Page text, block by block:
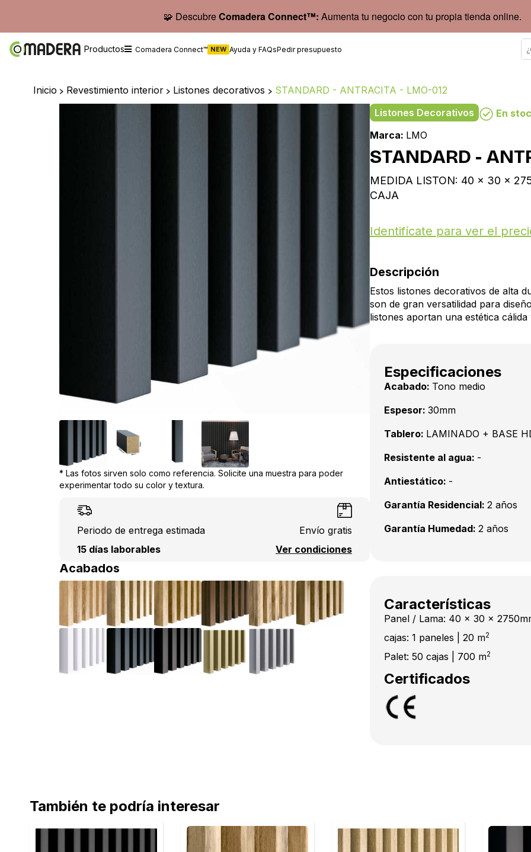
🧩 DescubreComadera Connect™: Aumenta tu negocio con tu propia tienda online.
Productos Comadera Connect™ NEW Ayuda y FAQsPedir presupuesto
Inicio > Revestimiento interior > Listones decorativos > STANDARD - ANTRACITA - LMO-012
* Las fotos sirven solo como referencia. Solicite una muestra para poder
experimentar todo su color y textura.
Periodo de entrega estimada
15 días laborables
Envío gratis
Ver condiciones
Acabados
Listones Decorativos
En
Marca: LMO
STANDARD -
MEDIDA LISTON: 40 x 30 x
CAJA
Identifícate para ver el
Descripción
Estos listones decorativos de alta
son de gran versatilidad para
listones aportan una estética
Especificaciones
Acabado: Tono medio
Espesor: 30mm
Tablero: LAMINADO + BASE
Resistente al agua: -
Antiestático: -
Garantía Residencial: 2 años
Garantía Humedad: 2 años
Características
Panel / Lama: 40 x 30 x
cajas: 1 paneles | 20 m2
Palet: 50 cajas | 700 m2
Certificados
También te podría interesar